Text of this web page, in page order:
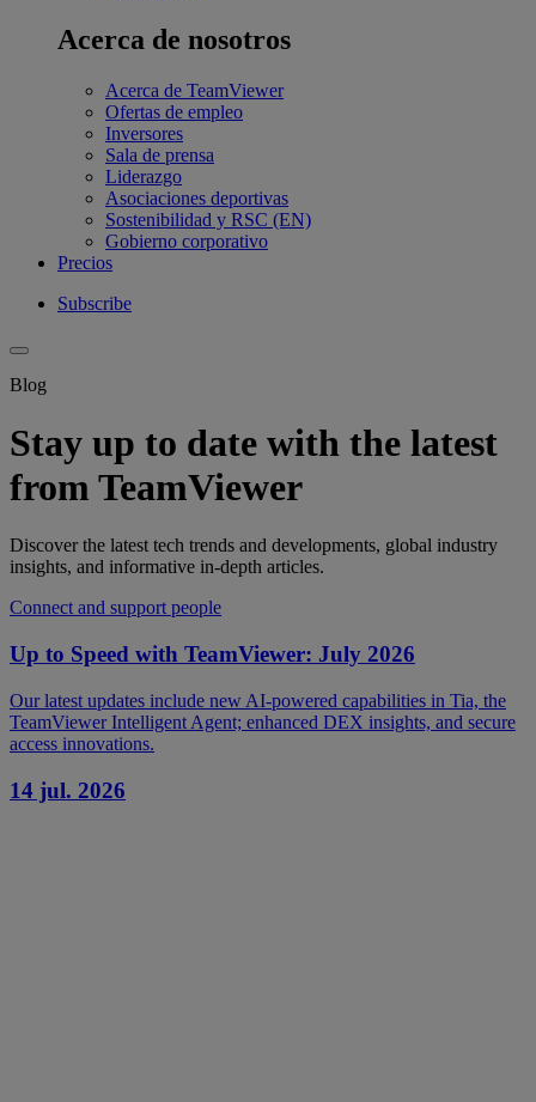
Acerca de nosotros
Acerca de TeamViewer
Ofertas de empleo
Inversores
Sala de prensa
Liderazgo
Asociaciones deportivas
Sostenibilidad y RSC (EN)
Gobierno corporativo
Precios
Subscribe
Blog
Stay up to date with the latest
from TeamViewer
Discover the latest tech trends and developments, global industry
insights, and informative in-depth articles.
Connect and support people
Up to Speed with TeamViewer: July 2026
Our latest updates include new AI-powered capabilities in Tia, the
TeamViewer Intelligent Agent; enhanced DEX insights, and secure
access innovations.
14 jul. 2026